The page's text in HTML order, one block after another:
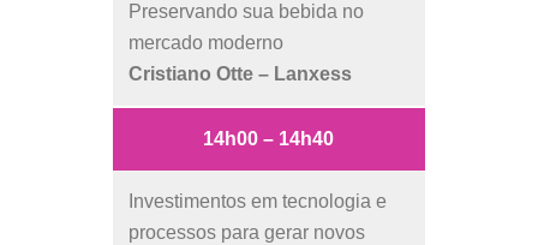
Preservando sua bebida no
mercado moderno
Cristiano Otte – Lanxess
14h00 – 14h40
Investimentos em tecnologia e
processos para gerar novos